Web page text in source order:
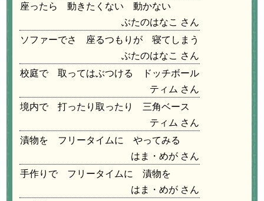
座ったら 動きたくない 動かない
ぶたのはなこ
ソファーでさ 座るつもりが 寝てしまう
ぶたのはなこ
校庭で 取ってはぶつける ドッチボール
ティム
境内で 打ったり取ったり 三角ベース
ティム
漬物を フリータイムに やってみる
はま・めが
手作りで フリータイムに 漬物を
はま・めが